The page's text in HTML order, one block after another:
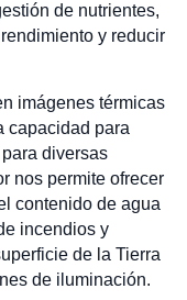
de nutrientes,
y reducir
imágenes térmicas
capacidad para
diversas
nos permite ofrecer
contenido de agua
incendios y
de la Tierra
de iluminación.